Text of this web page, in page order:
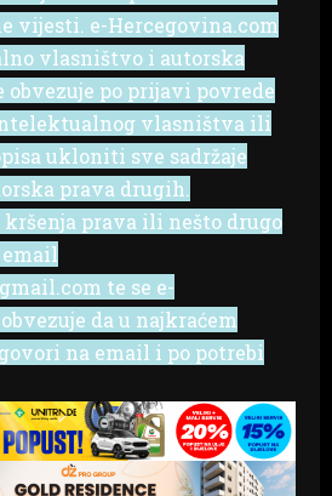
vijesti. e-Hercegovina.com
vlasništvo i autorska
obvezuje po prijavi povrede
vlasništva ili
ukloniti sve sadržaje
prava drugih.
prava ili nešto drugo
te se e-
da u najkraćem
na email i po potrebi